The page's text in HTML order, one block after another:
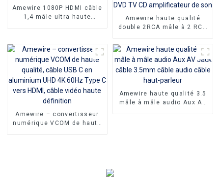
480 Mbps
Amewire 1080P HDMI câble
1,4 mâle ultra haute
Amewire haute qualité
double 2RCA mâle à 2 RCA
pour DVD TV CD
amplificateur de son
Amewire – convertisseur
numérique VCOM de haute
Amewire haute qualité 3.5
mâle à mâle audio Aux AV